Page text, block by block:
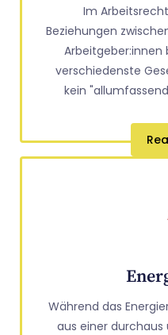
Im
Beziehungen
Arbeitgeber:innen
verschiedenste
kein
Während das
aus einer durchaus